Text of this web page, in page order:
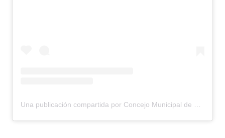
Una publicación compartida por Concejo Municipal de Bariloche (@concejomunicipalbariloche)